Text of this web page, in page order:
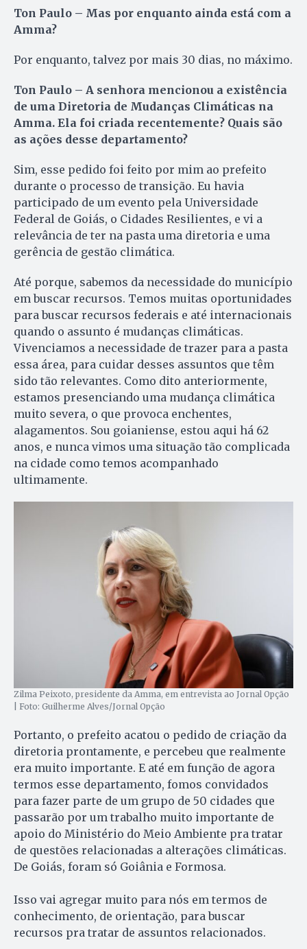
Ton Paulo – Mas por enquanto ainda está com a
Amma?
Por enquanto, talvez por mais 30 dias, no máximo.
Ton Paulo – A senhora mencionou a existência
de uma Diretoria de Mudanças Climáticas na
Amma. Ela foi criada recentemente? Quais são
as ações desse departamento?
Sim, esse pedido foi feito por mim ao prefeito
durante o processo de transição. Eu havia
participado de um evento pela Universidade
Federal de Goiás, o Cidades Resilientes, e vi a
relevância de ter na pasta uma diretoria e uma
gerência de gestão climática.
Até porque, sabemos da necessidade do município
em buscar recursos. Temos muitas oportunidades
para buscar recursos federais e até internacionais
quando o assunto é mudanças climáticas.
Vivenciamos a necessidade de trazer para a pasta
essa área, para cuidar desses assuntos que têm
sido tão relevantes. Como dito anteriormente,
estamos presenciando uma mudança climática
muito severa, o que provoca enchentes,
alagamentos. Sou goianiense, estou aqui há 62
anos, e nunca vimos uma situação tão complicada
na cidade como temos acompanhado
ultimamente.
Zilma Peixoto, presidente da Amma, em entrevista ao Jornal Opção
| Foto: Guilherme Alves/Jornal Opção
Portanto, o prefeito acatou o pedido de criação da
diretoria prontamente, e percebeu que realmente
era muito importante. E até em função de agora
termos esse departamento, fomos convidados
para fazer parte de um grupo de 50 cidades que
passarão por um trabalho muito importante de
apoio do Ministério do Meio Ambiente pra tratar
de questões relacionadas a alterações climáticas.
De Goiás, foram só Goiânia e Formosa.
Isso vai agregar muito para nós em termos de
conhecimento, de orientação, para buscar
recursos pra tratar de assuntos relacionados.